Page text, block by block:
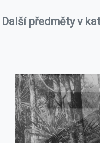
Další předměty v